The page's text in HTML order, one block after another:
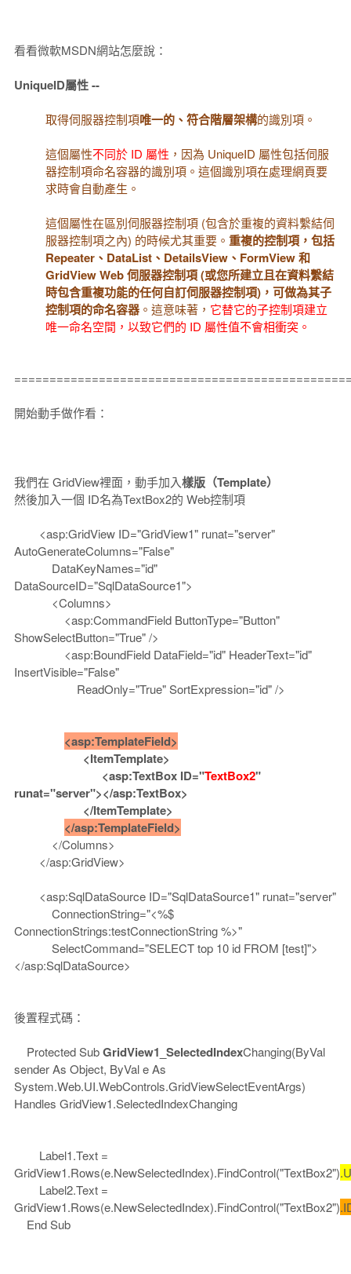
看看微軟MSDN網站怎麼說：
UniqueID屬性 --
取得伺服器控制項唯一的、符合階層架構的識別項。
這個屬性不同於 ID 屬性 ，因為 UniqueID 屬性包括伺服
器控制項命名容器的識別項。這個識別項在處理網頁要
求時會自動產生。
這個屬性在區別伺服器控制項 (包含於重複的資料繫結伺
服器控制項之內) 的時候尤其重要。 重複的控制項，包括
Repeater、DataList、DetailsView、FormView 和
GridView Web 伺服器控制項 (或您所建立且在資料繫結
時包含重複功能的任何自訂伺服器控制項)，可做為其子
控制項的命名容器。這意味著， 它替它的子控制項建立
唯一命名空間，以致它們的 ID 屬性值不會相衝突。
開始動手做作看：
我們在 GridView裡面，動手加入樣版（Template）
然後加入一個 ID名為TextBox2的 Web控制項
<asp:GridView ID="GridView1" runat="server"
AutoGenerateColumns="False"
DataKeyNames="id"
DataSourceID="SqlDataSource1">
<Columns>
<asp:CommandField ButtonType="Button"
ShowSelectButton="True" />
<asp:BoundField DataField="id" HeaderText="id"
InsertVisible="False"
ReadOnly="True" SortExpression="id" />
<asp:TemplateField>
<ItemTemplate>
<asp:TextBox ID="TextBox2"
runat="server"></asp:TextBox>
</ItemTemplate>
</asp:TemplateField>
</Columns>
</asp:GridView>
<asp:SqlDataSource ID="SqlDataSource1" runat="server"
ConnectionString="<%$
ConnectionStrings:testConnectionString %>"
SelectCommand="SELECT top 10 id FROM [test]">
</asp:SqlDataSource>
後置程式碼：
Protected SubGridView1_SelectedIndexChanging(ByVal
sender As Object, ByVal e As
System.Web.UI.WebControls.GridViewSelectEventArgs)
Handles GridView1.SelectedIndexChanging
Label1.Text =
GridView1.Rows(e.NewSelectedIndex).FindControl("TextBox2")
Label2.Text =
GridView1.Rows(e.NewSelectedIndex).FindControl("TextBox2")
End Sub